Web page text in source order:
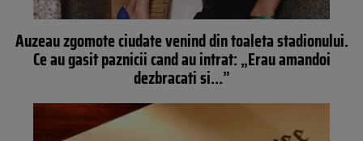
Auzeau zgomote ciudate venind din toaleta stadionului.
Ce au gasit paznicii cand au intrat: „Erau amandoi
dezbracati si…”